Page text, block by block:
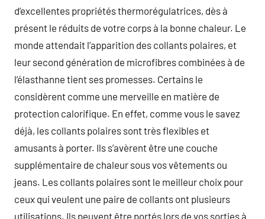
d’excellentes propriétés thermorégulatrices, dès à
présent le réduits de votre corps à la bonne chaleur. Le
monde attendait l’apparition des collants polaires, et
leur second génération de microfibres combinées à de
l’élasthanne tient ses promesses. Certains le
considèrent comme une merveille en matière de
protection calorifique. En effet, comme vous le savez
déjà, les collants polaires sont très flexibles et
amusants à porter. Ils s’avèrent être une couche
supplémentaire de chaleur sous vos vêtements ou
jeans. Les collants polaires sont le meilleur choix pour
ceux qui veulent une paire de collants ont plusieurs
utilisations. Ils peuvent être portés lors de vos sorties à